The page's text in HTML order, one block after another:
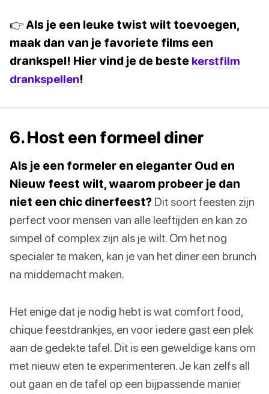
👉 Als je een leuke twist wilt toevoegen,
maak dan van je favoriete films een
drankspel! Hier vind je de beste kerstfilm
drankspellen!
6. Host een formeel diner
Als je een formeler en eleganter Oud en
Nieuw feest wilt, waarom probeer je dan
niet een chic dinerfeest? Dit soort feesten zijn
perfect voor mensen van alle leeftijden en kan zo
simpel of complex zijn als je wilt. Om het nog
specialer te maken, kan je van het diner een brunch
na middernacht maken.
Het enige dat je nodig hebt is wat comfort food,
chique feestdrankjes, en voor iedere gast een plek
aan de gedekte tafel. Dit is een geweldige kans om
met nieuw eten te experimenteren. Je kan zelfs all
out gaan en de tafel op een bijpassende manier